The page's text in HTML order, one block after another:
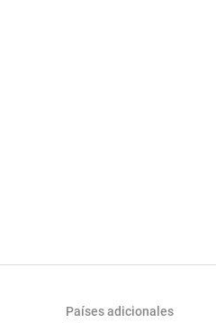
Países adicionales